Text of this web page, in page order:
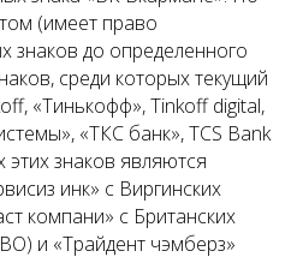
(имеет право
знаков до определенного
среди которых текущий
«Тинькофф», Tinkoff digital,
«ТКС банк», TCS Bank
знаков являются
инк» с Виргинских
компани» с Британских
и «Трайдент чэмберз»